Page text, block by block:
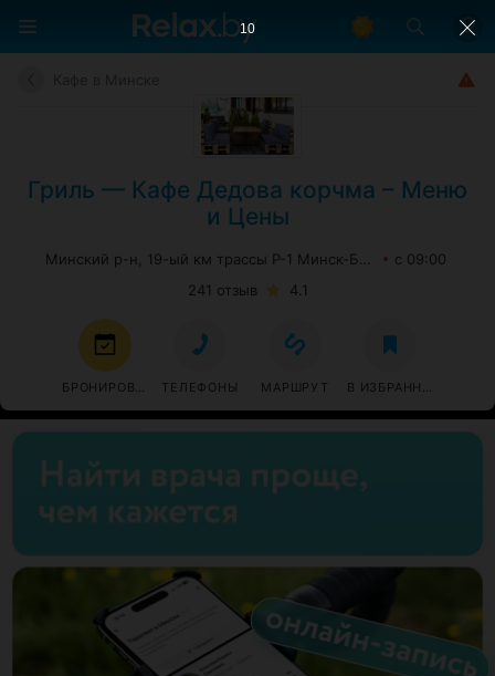
Гриль — Кафе Дедова корчма – Меню
и Цены
Минский р-н, 19-ый км трассы Р-1 Минск-Брест с 09:00
241 отзыв
4.1
БРОНИРОВАТЬ ТЕЛЕФОНЫ МАРШРУТ В ИЗБРАННОЕ
9